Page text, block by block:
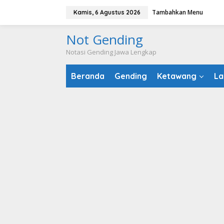
konten
Kamis, 6 Agustus 2026 Tambahkan Menu
Not Gending
Notasi Gending Jawa Lengkap
Beranda Gending Ketawang